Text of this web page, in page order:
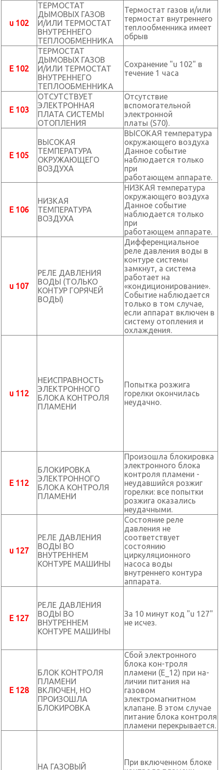
u 102
ТЕРМОСТАТ
ДЫМОВЫХ ГАЗОВ
И/ИЛИ ТЕРМОСТАТ
ВНУТРЕННЕГО
ТЕПЛООБМЕННИКА
Термостат газов и/или
термостат внутреннего
теплообменника имеет
обрыв
E 102
ТЕРМОСТАТ
ДЫМОВЫХ ГАЗОВ
И/ИЛИ ТЕРМОСТАТ
ВНУТРЕННЕГО
ТЕПЛООБМЕННИКА
Сохранение "u 102" в
течение 1 часа
E 103
ОТСУТСТВУЕТ
ЭЛЕКТРОННАЯ
ПЛАТА СИСТЕМЫ
ОТОПЛЕНИЯ
Отсутствие
вспомогательной
электронной
платы (S70).
E 105
ВЫСОКАЯ
ТЕМПЕРАТУРА
ОКРУЖАЮЩЕГО
ВОЗДУХА
ВЫСОКАЯ температура
окружающего воздуха
Данное событие
наблюдается только
при
работающем аппарате.
E 106
НИЗКАЯ
ТЕМПЕРАТУРА
ВОЗДУХА
НИЗКАЯ температура
окружающего воздуха
Данное событие
наблюдается только
при
работающем аппарате.
u 107
РЕЛЕ ДАВЛЕНИЯ
ВОДЫ (ТОЛЬКО
КОНТУР ГОРЯЧЕЙ
ВОДЫ)
Дифференциальное
реле давления воды в
контуре системы
замкнут, а система
работает на
«кондиционирование».
Событие наблюдается
только в том случае,
если аппарат включен в
систему отопления и
охлаждения.
u 112
НЕИСПРАВНОСТЬ
ЭЛЕКТРОННОГО
БЛОКА КОНТРОЛЯ
ПЛАМЕНИ
Попытка розжига
горелки окончилась
неудачно.
E 112
БЛОКИРОВКА
ЭЛЕКТРОННОГО
БЛОКА КОНТРОЛЯ
ПЛАМЕНИ
Произошла блокировка
электронного блока
контроля пламени -
неудавшийся розжиг
горелки: все попытки
розжига оказались
неудачными.
u 127
РЕЛЕ ДАВЛЕНИЯ
ВОДЫ ВО
ВНУТРЕННЕМ
КОНТУРЕ МАШИНЫ
Состояние реле
давления не
соответствует
состоянию
циркуляционного
насоса воды
внутреннего контура
аппарата.
E 127
РЕЛЕ ДАВЛЕНИЯ
ВОДЫ ВО
ВНУТРЕННЕМ
КОНТУРЕ МАШИНЫ
За 10 минут код "u 127"
не исчез.
E 128
БЛОК КОНТРОЛЯ
ПЛАМЕНИ
ВКЛЮЧЕН, НО
ПРОИЗОШЛА
БЛОКИРОВКА
Сбой электронного
блока кон-троля
пламени (E_12) при на-
личии питания на
газовом
электромагнитном
клапане. В этом случае
питание блока контроля
пламени перекрывается.
НА ГАЗОВЫЙ
При включенном блоке